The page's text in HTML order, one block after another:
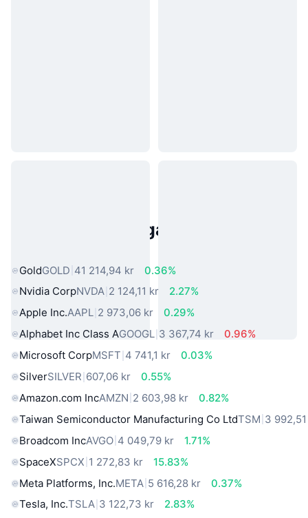
Populära tillgångar från den
GoldGOLD 41 214,94 kr
0.36%
Nvidia CorpNVDA 2 124,11 kr
2.27%
Apple Inc.AAPL 2 973,06 kr
0.29%
Alphabet Inc Class AGOOGL 3 367,74 kr
0.96%
Microsoft CorpMSFT 4 741,1 kr
0.03%
SilverSILVER 607,06 kr
0.55%
Amazon.com IncAMZN 2 603,98 kr
0.82%
Taiwan Semiconductor Manufacturing Co LtdTSM 3
Broadcom IncAVGO 4 049,79 kr
1.71%
SpaceXSPCX 1 272,83 kr
15.83%
Meta Platforms, Inc.META 5 616,28 kr
0.37%
Tesla, Inc.TSLA 3 122,73 kr
2.83%